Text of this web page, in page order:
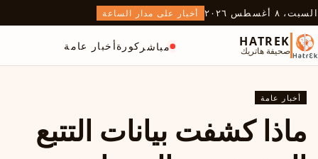
السبت، ٨ أغسطس ٢٠٢٦ أخبار على مدار الساعة
HATREK
صحيفة هاتريك مباشر كورةأخبار عامة
أخبار عامة
ماذا كشفت بيانات التتبع